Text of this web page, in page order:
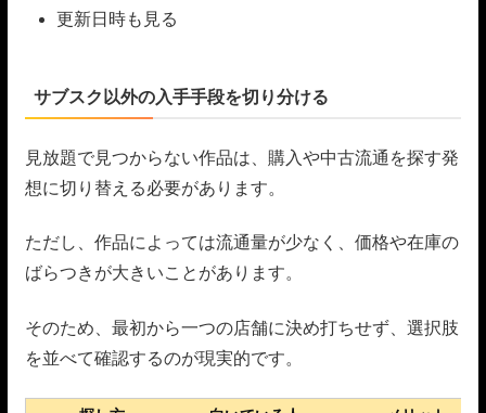
更新日時も見る
サブスク以外の入手手段を切り分ける
見放題で見つからない作品は、購入や中古流通を探す発
想に切り替える必要があります。
ただし、作品によっては流通量が少なく、価格や在庫の
ばらつきが大きいことがあります。
そのため、最初から一つの店舗に決め打ちせず、選択肢
を並べて確認するのが現実的です。